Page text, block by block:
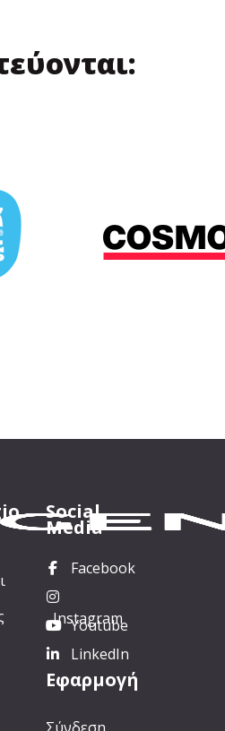
Social
Media
Facebook
Instagram
Youtube
LinkedIn
Εφαρμογή